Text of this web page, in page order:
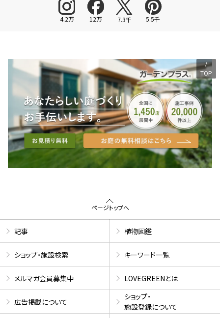
4.2万 12万 7.3千 5.5千
TOP
ページトップへ
記事 植物図鑑
ショップ・施設検索 キーワード一覧
メルマガ会員募集中 LOVEGREENとは
広告掲載について
ショップ・
施設登録について